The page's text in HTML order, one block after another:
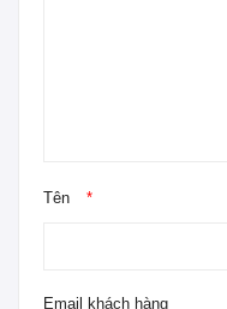
Tên *
Email khách hàng